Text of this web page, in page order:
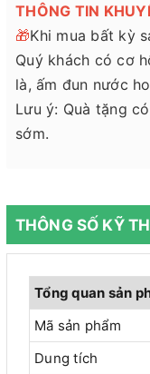
THÔNG TIN
🎁Khi mua bất kỳ
Quý khách có cơ
là, ấm đun nước
Lưu ý: Quà tặng
sớm.
THÔNG SỐ KỸ
Tổng quan sản
Mã sản phẩm
Dung tích